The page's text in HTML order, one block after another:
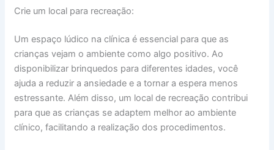
Crie um local para recreação:
Um espaço lúdico na clínica é essencial para que as
crianças vejam o ambiente como algo positivo. Ao
disponibilizar brinquedos para diferentes idades, você
ajuda a reduzir a ansiedade e a tornar a espera menos
estressante. Além disso, um local de recreação contribui
para que as crianças se adaptem melhor ao ambiente
clínico, facilitando a realização dos procedimentos.